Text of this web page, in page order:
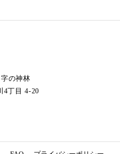
の神林
4丁目 4-20